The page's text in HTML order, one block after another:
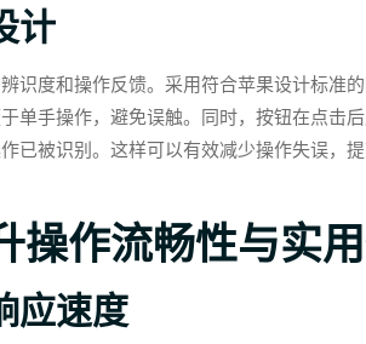
计
识度和操作反馈。采用符合苹果设计标准
单手操作，避免误触。同时，按钮在点击
已被识别。这样可以有效减少操作失误，
操作流畅性与实
应速度